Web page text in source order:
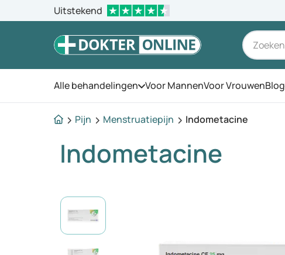
Uitstekend
Alle behandelingen Open het menu
Voor MannenVoor VrouwenBlog
Pijn Menstruatiepijn Indometacine
Indometacine